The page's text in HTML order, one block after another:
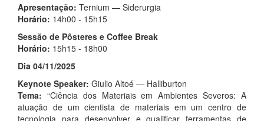
Apresentação: Ternium — Siderurgia
Horário: 14h00 - 15h15
Sessão de Pôsteres e Coffee Break
Horário: 15h15 - 18h00
Dia 04/11/2025
Keynote Speaker: Giulio Altoé — Halliburton
Tema: “Ciência dos Materiais em Ambientes Severos: A
atuação de um cientista de materiais em um centro de
tecnologia para desenvolver e qualificar ferramentas de